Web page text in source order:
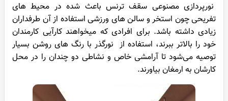
نورپردازی مصنوعی سقف ترنس باعث شده در محیط های
تفریحی چون استخر و سالن های ورزشی استفاده از آن طرفداران
زیادی داشته باشد. برای افرادی که میخواهند کارآیی کارمندان
خود را بالاتر ببرند، استفاده از نورگذر با رنگ ‌های روشن بسیار
توصیه می‌شود تا آرامشی خاص و نشاطی دو چندان را در محل
کارشان به ارمغان بیاورند.